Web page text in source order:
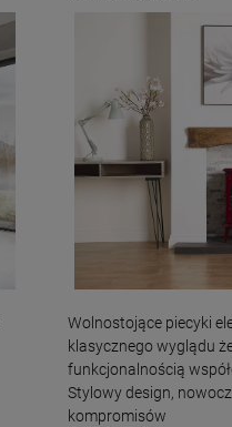
Wolnostojące piecyki
klasycznego wyglądu
funkcjonalnością
Stylowy design,
kompromisów